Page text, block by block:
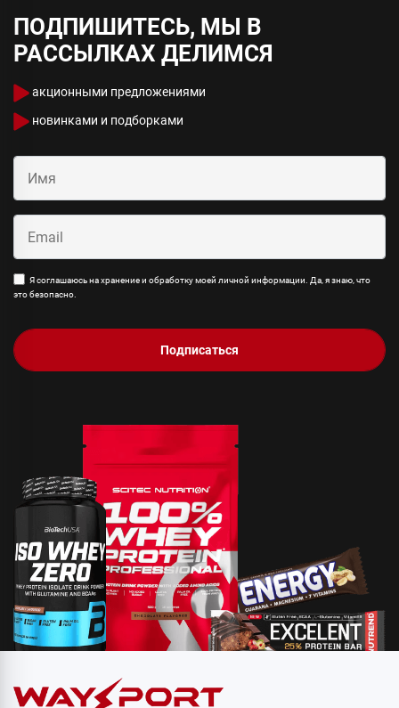
ПОДПИШИТЕСЬ, МЫ В
РАССЫЛКАХ ДЕЛИМСЯ
акционными предложениями
новинками и подборками
Я соглашаюсь на хранение и обработку моей личной информации. Да, я знаю, что
это безопасно.
Подписаться